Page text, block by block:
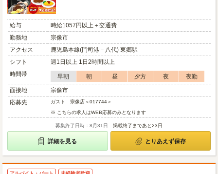
給与
時給1057円以上＋交通費
勤務地
宗像市
アクセス
鹿児島本線(門司港－八代) 東郷駅
シフト
週1日以上 1日2時間以上
時間帯
早朝 朝 昼 夕方 夜
夜勤
面接地
宗像市
応募先
ガスト 宗像店＜017744＞
※ こちらの求人はWEB応募のみとなります
募集終了日時：8月31日 掲載終了まであと23日
詳細を見る とりあえず保存